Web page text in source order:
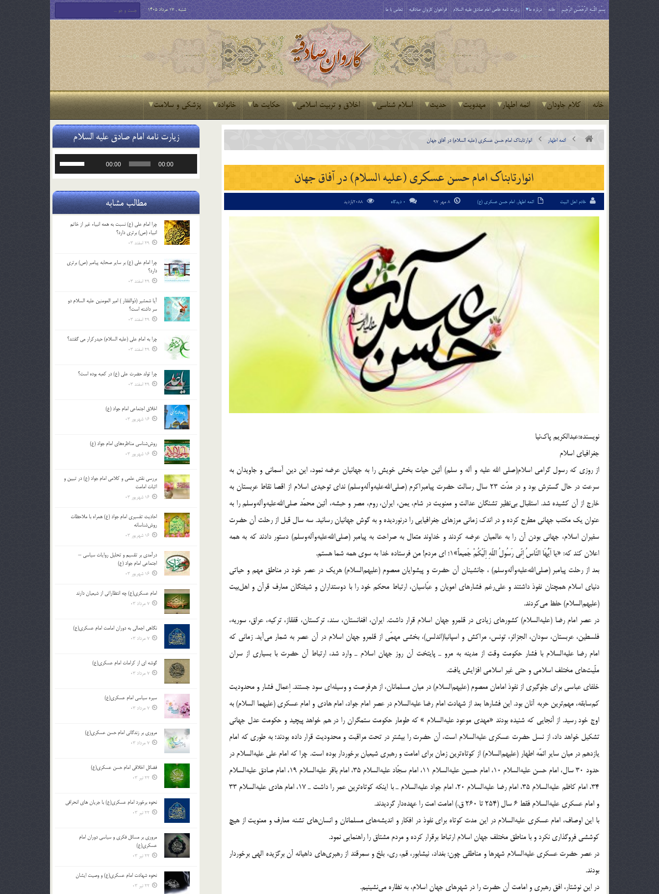
بِسْمِ اللَّـهِ الرَّحْمَـٰنِ الرَّحِيمِ خانه درباره ما زیارت نامه خاص امام صادق علیه السلام فراخوان کاروان صادقیه تماس با ما شنبه , 17 مرداد 1405
خانه کلام جاودان ائمه اطهار مهدویت حدیث اسلام شناسی اخلاق و تربیت اسلامی حکایت ها خانواده پزشکی و سلامت
ائمه اطهار انوارتابناک امام حسن عسکری (علیه السلام) در آفاق جهان
انوارتابناک امام حسن عسکری (علیه السلام) در آفاق جهان
خادم اهل البیت ائمه اطهار, امام حسن عسکری (ع) 0 دیدگاه
نويسنده:عبدالکریم پاک‌نیا
جغرافیای اسلام
از روزی که رسول گرامی اسلام(صلی الله علیه و آله و سلم) آئین حیات بخش خویش را به جهانیان عرضه نمود، این دین آسمانی و جاویدان به
سرعت در حال گسترش بود و در مدّت 23 سال رسالت حضرت پیامبراکرم (صلی‌الله‌علیه‌و‌آله‌وسلم) ندای توحیدی اسلام از اقصا نقاط عربستان به
خارج از آن کشیده شد. استقبال بی‌نظیر تشنگان عدالت و معنویت در شام، یمن، ایران، روم، مصر و حبشه، آئین محمّد صلی‌الله‌علیه‌و‌آله‌وسلم را به
عنوان یک مکتب جهانی مطرح کرده و در اندک زمانی مرزهای جغرافیایی را درنوردیده و به گوش جهانیان رسانید. سه سال قبل از رحلت آن حضرت
سفیران اسلام، جهانی بودن آن را به عالمیان عرضه کردند و خداوند متعال به صراحت به پیامبر (صلی‌الله‌علیه‌و‌آله‌وسلم) دستور دادند که به همه
اعلان کند که: «یا اَیُّهَا النّاسُ اِنّی رَسُولُ اللّهِ اِلَیْکُمْ جَمیعاً»1؛ ای مردم! من فرستاده خدا به سوی همه شما هستم.
بعد از رحلت پیامبر (صلی‌الله‌علیه‌و‌آله‌وسلم) ، جانشینان آن حضرت و پیشوایان معصوم (علیهم‌السلام) هریک در عصر خود در مناطق مهم و حیاتی
دنیای اسلام همچنان نفوذ داشتند و علی‌رغم فشارهای امویان و عبّاسیان، ارتباط محکم خود را با دوستداران و شیفتگان معارف قرآن و اهل‌بیت
(علیهم‌السلام) حفظ می‌کردند.
در عصر امام رضا (علیه‌السلام) کشورهای زیادی در قلمرو جهان اسلام قرار داشت. ایران، افغانستان، سند، ترکستان، قفقاز، ترکیه، عراق، سوریه،
فلسطین، عربستان، سودان، الجزائر، تونس، مراکش و اسپانیا(اندلس)، بخشی مهمّی از قلمرو جهان اسلام در آن عصر به شمار می‌آید. زمانی که
امام رضا علیه‌السلام با فشار حکومت وقت از مدینه به مرو ـ پایتخت آن روز جهان اسلام ـ وارد شد، ارتباط آن حضرت با بسیاری از سران
ملّیت‌های مختلف اسلامی و حتی غیر اسلامی افزایش یافت.
خلفای عباسی برای جلوگیری از نفوذ امامان معصوم (علیهم‌السلام) در میان مسلمانان، از هرفرصت و وسیله‌ای سود جستند. اِعمال فشار و محدودیت
کم‌سابقه، مهم‌ترین حربه آنان بود. این فشارها بعد از شهادت امام رضا علیه‌السلام در عصر امام جواد، امام هادی و امام عسکری (علیهما ‌السلام) به
اوج خود رسید. از آنجایی که شنیده بودند «مهدی موعود علیه‌السلام » که طومار حکومت ستمگران را در هم خواهد پیچید و حکومت عدل جهانی
تشکیل خواهد داد، از نسل حضرت عسکری علیه‌السلام است، آن حضرت را بیشتر در تحت مراقبت و محدودیت قرار داده بودند؛ به طوری که امام
یازدهم در میان سایر ائمّه اطهار (علیهم‌السلام) از کوتاه‌ترین زمان برای امامت و رهبری شیعیان برخوردار بوده است. چرا که امام علی علیه‌السلام در
حدود 30 سال، امام حسن علیه‌السلام 10، امام حسین علیه‌السلام 11، امام سجّاد علیه‌السلام 35، امام باقر علیه‌السلام 19، امام صادق علیه‌السلام
34، امام کاظم علیه‌السلام 35، امام رضا علیه‌السلام 20، امام جواد علیه‌السلام ـ با اینکه کوتاه‌ترین عمر را داشت ـ 17، امام هادی علیه‌السلام 33
و امام عسکری علیه‌السلام فقط 6 سال (254 تا 260 ق.) امامت امت را عهده‌دار گردیدند.
با این اوصاف، امام عسکری علیه‌السلام در این مدت کوتاه برای نفوذ در افکار و اندیشه‌های مسلمانان و انسان‌های تشنه معارف و معنویت از هیچ
کوششی فروگذاری نکرد و با مناطق مختلف جهان اسلام ارتباط برقرار کرده و مردم مشتاق را راهنمایی نمود.
در عصر حضرت عسکری علیه‌السلام شهرها و مناطقی چون: بغداد، نیشابور، قم، ری، بلخ و سمرقند از رهبری‌های داهیانه آن برگزیده الهی برخوردار
بودند.
در این نوشتار، افق رهبری و امامت آن حضرت را در شهرهای جهان اسلام، به نظاره می‌نشینیم.
زیارت نامه امام صادق علیه السلام
00:00
00:00
یا
صدا
کلیدهای
مطالب مشابه
چرا امام علی (ع) نسبت به همه انبیاء غیر از خاتم
انبیاء (ص) برتری دارد؟
29 اسفند 03
چرا امام علی (ع) بر سایر صحابه پیامبر (ص) برتری
دارد؟
29 اسفند 03
آیا شمشیر (ذوالفقار ) امیر المومنین علیه السلام دو
سر داشته است؟
29 اسفند 03
چرا به امام علی (علیه السلام) حیدرکرار می گفتند؟
29 اسفند 03
چرا تولد حضرت علی (ع) در کعبه بوده است؟
29 اسفند 03
اخلاق اجتماعی امام جواد (ع)
16 شهریور 03
روش‌شناسی مناظره‌های امام جواد (ع)
16 شهریور 03
بررسی نقش علمی و کلامی امام جواد (ع) در تبیین و
اثبات امامت
16 شهریور 03
احادیث تفسیری امام جواد (ع) همراه با ملاحظات
روش‌شناسانه
16 شهریور 03
درآمدی بر تقسیم و تحلیل روایات سیاسی –
اجتماعی امام جواد (ع)
16 شهریور 03
امام عسکری(ع) چه انتظاراتی از شیعیان دارند
7 مرداد 03
نگاهی اجمالی به دوران امامت امام عسکری(ع)
7 مرداد 03
گوشه ای از کرامات امام عسکری(ع)
7 مرداد 03
سیره سیاسی امام عسکری(ع)
7 مرداد 03
مروری بر زندگانی امام حسن عسکری(ع)
7 مرداد 03
فضائل اخلاقی امام حسن عسکری(ع)
22 تیر 03
نحوه برخورد امام عسکری(ع) با جریان های انحرافی
22 تیر 03
مروری بر مسائل فکری و سیاسی دوران امام
عسکری(ع)
22 تیر 03
نحوه شهادت امام عسکری(ع) و وصیت ایشان
22 تیر 03